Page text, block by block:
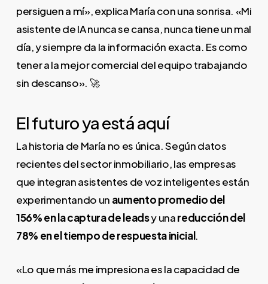
persiguen a mí», explica María con una sonrisa. «Mi
asistente de IA nunca se cansa, nunca tiene un mal
día, y siempre da la información exacta. Es como
tener a la mejor comercial del equipo trabajando
sin descanso». 🚀
El futuro ya está aquí
La historia de María no es única. Según datos
recientes del sector inmobiliario, las empresas
que integran asistentes de voz inteligentes están
experimentando un aumento promedio del
156% en la captura de leadsy unareducción del
78% en el tiempo de respuesta inicial.
«Lo que más me impresiona es la capacidad de